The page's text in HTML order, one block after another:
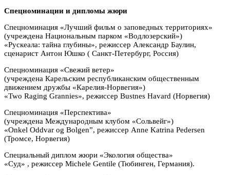
Спецноминации и дипломы жюри
Спецноминация «Лучший фильм о заповедных территориях»
(учреждена Национальным парком «Водлозерский»)
«Рускеала: тайна глубины», режиссер Александр Баулин,
сценарист Антон Юшко ( Санкт-Петербург, Россия)
Спецноминация «Свежий ветер»
(учреждена Карельским республиканским общественным
движением дружбы «Карелия-Норвегия»)
«Two Raging Grannies», режиссер Bustnes Havard (Норвегия)
Спецноминация «Перспектива»
(учреждена Международным клубом «Сольвейг»)
«Onkel Oddvar og Bolgen”, режиссер Anne Katrina Pedersen
(Тромсе, Норвегия)
Специальный диплом жюри «Экология общества»
«Суд» , режиссер Michele Gentile (Тюбинген, Германия).